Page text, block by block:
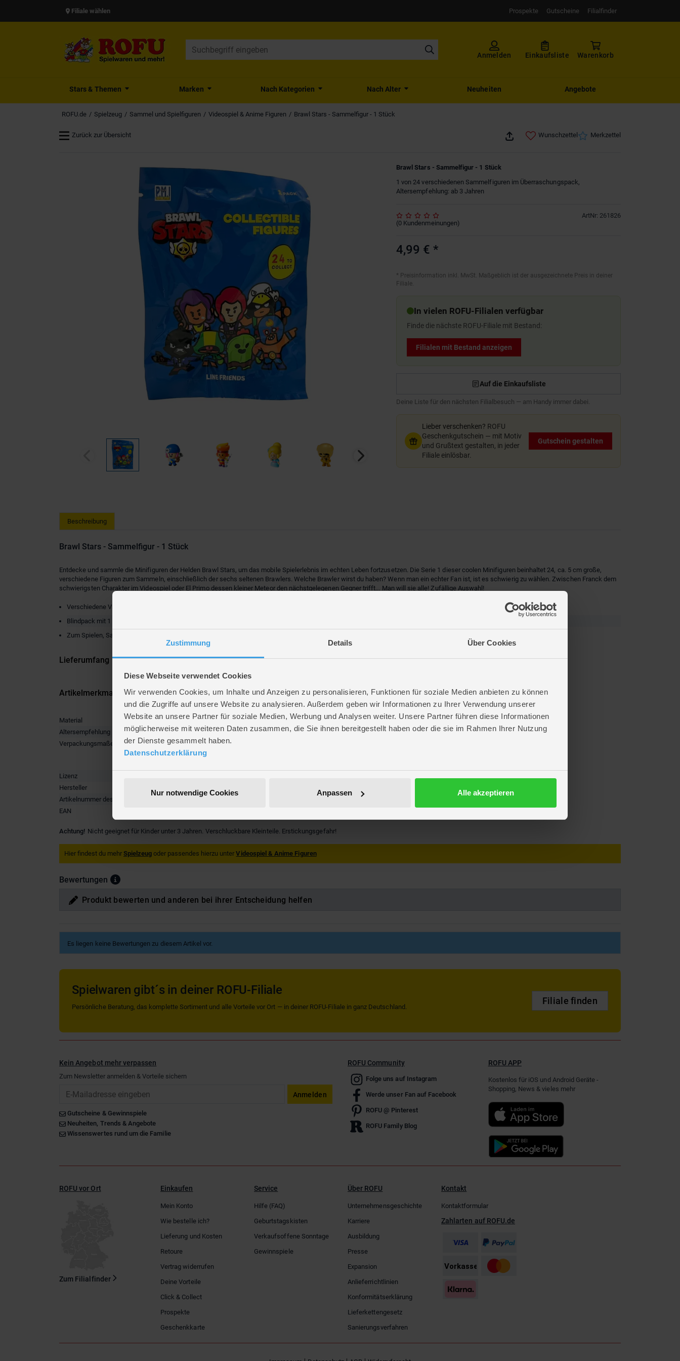
Zustimmung Details Über Cookies
Diese Webseite verwendet Cookies
Wir verwenden Cookies, um Inhalte und Anzeigen zu personalisieren, Funktionen für soziale Medien anbieten zu können
und die Zugriffe auf unsere Website zu analysieren. Außerdem geben wir Informationen zu Ihrer Verwendung unserer
Website an unsere Partner für soziale Medien, Werbung und Analysen weiter. Unsere Partner führen diese Informationen
möglicherweise mit weiteren Daten zusammen, die Sie ihnen bereitgestellt haben oder die sie im Rahmen Ihrer Nutzung
der Dienste gesammelt haben.
Datenschutzerklärung
Nur notwendige Cookies Anpassen Alle akzeptieren
Filiale wählen Prospekte Gutscheine Filialfinder
Anmelden Einkaufsliste Warenkorb
Stars & Themen Marken Nach Kategorien Nach Alter Neuheiten Angebote
ROFU.de Spielzeug Sammel und Spielfiguren Videospiel & Anime Figuren Brawl Stars - Sammelfigur - 1 Stück
Zurück zur Übersicht Wunschzettel Merkzettel
Brawl Stars - Sammelfigur - 1 Stück
1 von 24 verschiedenen Sammelfiguren im Überraschungspack,
Altersempfehlung: ab 3 Jahren
ArtNr: 261826
(0 Kundenmeinungen)
4,99 € *
* Preisinformation inkl. MwSt. Maßgeblich ist der ausgezeichnete Preis in deiner
Filiale.
In vielen ROFU-Filialen verfügbar
Finde die nächste ROFU-Filiale mit Bestand:
Filialen mit Bestand anzeigen
Auf die Einkaufsliste
Deine Liste für den nächsten Filialbesuch — am Handy immer dabei.
Lieber verschenken? ROFU
Geschenkgutschein — mit Motiv
und Grußtext gestalten, in jeder
Filiale einlösbar.
Gutschein gestalten
Beschreibung
Brawl Stars - Sammelfigur - 1 Stück
Entdecke und sammle die Minifiguren der Helden Brawl Stars, um das mobile Spielerlebnis im echten Leben fortzusetzen. Die Serie 1 dieser coolen Minifiguren beinhaltet 24, ca. 5 cm große,
verschiedene Figuren zum Sammeln, einschließlich der sechs seltenen Brawlers. Welche Brawler wirst du haben? Wenn man ein echter Fan ist, ist es schwierig zu wählen. Zwischen Franck dem
schwierigsten Charakter im Videospiel oder El Primo dessen kleiner Meteor den nächstgelegenen Gegner trifft... Man will sie alle! Zufällige Auswahl!
Verschiedene Varianten (leider nicht auswählbar)
Blindpack mit 1 von 24 Figuren der Serie 1
Zum Spielen, Sammeln und Tauschen
Lieferumfang
Artikelmerkmale
Material
Kunststoff
Altersempfehlung
ab 3 Jahre
Verpackungsmaße
Länge ca. 15,3 cm
Breite ca. 11,2 cm
Lizenz
Hersteller
Artikelnummer des Herstellers
14653
EAN
Achtung! Nicht geeignet für Kinder unter 3 Jahren. Verschluckbare Kleinteile. Erstickungsgefahr!
Hier findest du mehr Spielzeug oder passendes hierzu unterVideospiel & Anime Figuren
Bewertungen
Produkt bewerten und anderen bei ihrer Entscheidung helfen
Es liegen keine Bewertungen zu diesem Artikel vor.
Spielwaren gibt´s in deiner ROFU-Filiale
Persönliche Beratung, das komplette Sortiment und alle Vorteile vor Ort — in deiner ROFU-Filiale in ganz Deutschland.
Filiale finden
Kein Angebot mehr verpassen
Zum Newsletter anmelden & Vorteile sichern
Anmelden
Gutscheine & Gewinnspiele
Neuheiten, Trends & Angebote
Wissenswertes rund um die Familie
ROFU Community
Folge uns auf Instagram
Werde unser Fan auf Facebook
ROFU @ Pinterest
ROFU Family Blog
ROFU APP
Kostenlos für iOS und Android Geräte -
Shopping, News & vieles mehr
ROFU vor Ort
Zum Filialfinder
Einkaufen
Mein Konto
Wie bestelle ich?
Lieferung und Kosten
Retoure
Vertrag widerrufen
Deine Vorteile
Click & Collect
Prospekte
Geschenkkarte
Service
Hilfe (FAQ)
Geburtstagskisten
Verkaufsoffene Sonntage
Gewinnspiele
Über ROFU
Unternehmensgeschichte
Karriere
Ausbildung
Presse
Expansion
Anlieferrichtlinien
Konformitätserklärung
Lieferkettengesetz
Sanierungsverfahren
Kontakt
Kontaktformular
Zahlarten auf ROFU.de